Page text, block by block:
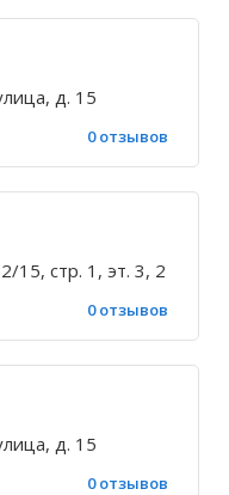
д. 15
0 отзывов
15, стр. 1, эт. 3, 2
0 отзывов
д. 15
0 отзывов